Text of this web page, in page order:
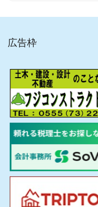
広告枠